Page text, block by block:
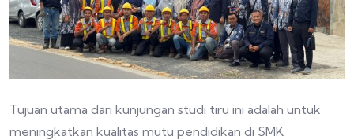
Tujuan utama dari kunjungan studi tiru ini adalah untuk
meningkatkan kualitas mutu pendidikan di SMK